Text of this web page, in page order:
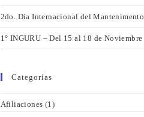
2do. Día Internacional del Mantenimento
1° INGURU – Del 15 al 18 de Noviembre
Categorías
Afiliaciones (1)